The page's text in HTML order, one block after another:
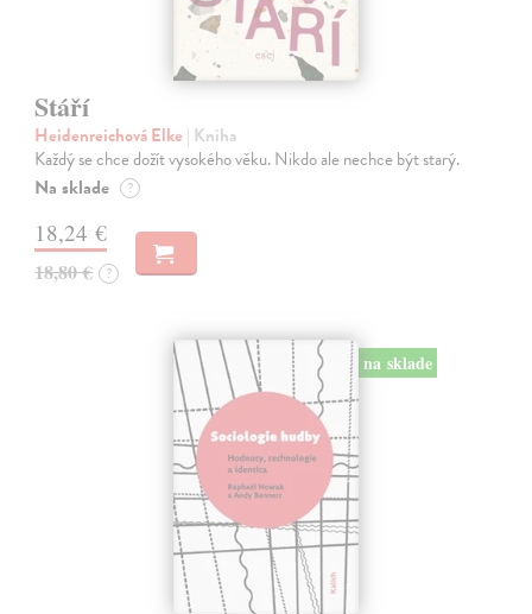
Stáří
Heidenreichová Elke | Kniha
Každý se chce dožít vysokého věku. Nikdo ale nechce být starý.
Na sklade ?
18,24 €
18,80 € ?
na sklade